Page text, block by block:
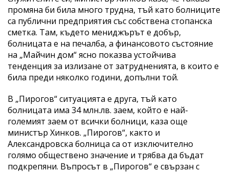
промяна би била много трудна, тъй като болниците
са публични предприятия със собствена стопанска
сметка. Там, където мениджърът е добър,
болницата е на печалба, а финансовото състояние
на „Майчин дом“ ясно показва устойчива
тенденция за излизане от затрудненията, в които е
била преди няколко години, допълни той.
В „Пирогов“ ситуацията е друга, тъй като
болницата има 34 млн.лв. заем, който е най-
големият заем от всички болници, каза още
министър Хинков. „Пирогов“, както и
Александровска болница са от изключително
голямо обществено значение и трябва да бъдат
подкрепяни. Въпросът в „Пирогов“ е свързан с